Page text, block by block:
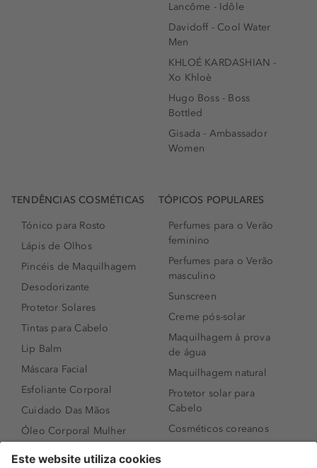
Lancôme - Idôle
Davidoff - Cool Water
Men
KHLOÉ KARDASHIAN -
Xo Khloè
Hugo Boss - Boss
Bottled
Gisada - Ambassador
Women
TENDÊNCIAS COSMÉTICAS
Tónico para Rosto
Lápis de Olhos
Pincéis de Maquilhagem
Desodorizante
Protetor Solares
Tintas para Cabelo
Lip Balm
Máscara Facial
Esfoliante Corporal
Cuidado Das Mãos
Óleo Corporal Mulher
TÓPICOS POPULARES
Perfumes para o Verão
feminino
Perfumes para o Verão
masculino
Sunscreen
Creme pós-solar
Maquilhagem à prova
de água
Maquilhagem natural
Protetor solar para
Cabelo
Cosméticos coreanos